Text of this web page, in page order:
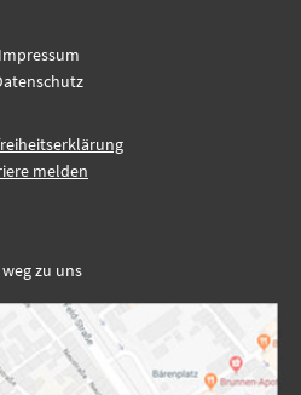
Impressum
melden
zu uns